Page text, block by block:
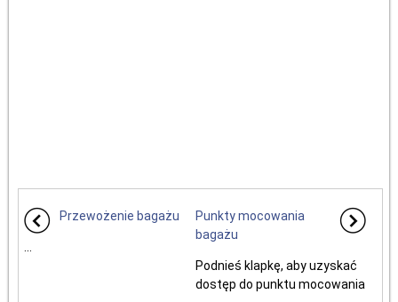
Przewożenie bagażu
Punkty mocowania
bagażu
Podnieś klapkę, aby uzyskać
dostęp do punktu mocowania